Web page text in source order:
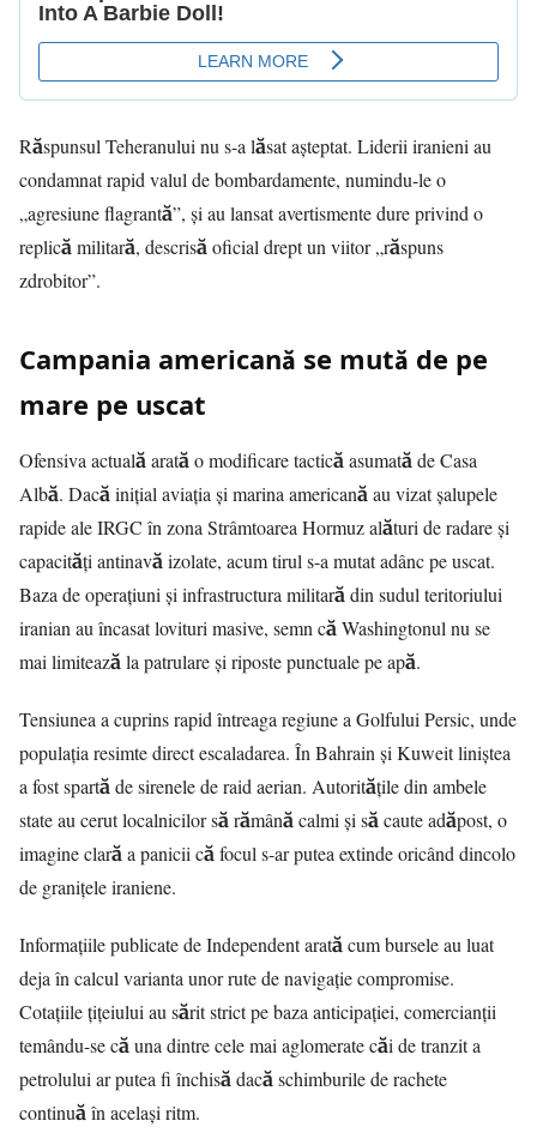
Răspunsul Teheranului nu s-a lăsat așteptat. Liderii iranieni au
condamnat rapid valul de bombardamente, numindu-le o
„agresiune flagrantă”, și au lansat avertismente dure privind o
replică militară, descrisă oficial drept un viitor „răspuns
zdrobitor”.
Campania americană se mută de pe
mare pe uscat
Ofensiva actuală arată o modificare tactică asumată de Casa
Albă. Dacă inițial aviația și marina americană au vizat șalupele
rapide ale IRGC în zona Strâmtoarea Hormuzalături de radare și
capacități antinavă izolate, acum tirul s-a mutat adânc pe uscat.
Baza de operațiuni și infrastructura militară din sudul teritoriului
iranian au încasat lovituri masive, semn că Washingtonul nu se
mai limitează la patrulare și riposte punctuale pe apă.
Tensiunea a cuprins rapid întreaga regiune a Golfului Persic, unde
populația resimte direct escaladarea. În Bahrain și Kuweit liniștea
a fost spartă de sirenele de raid aerian. Autoritățile din ambele
state au cerut localnicilor să rămână calmi și să caute adăpost, o
imagine clară a panicii că focul s-ar putea extinde oricând dincolo
de granițele iraniene.
Informațiile publicate deIndependentarată cum bursele au luat
deja în calcul varianta unor rute de navigație compromise.
Cotațiile țițeiului au sărit strict pe baza anticipației, comercianții
temându-se că una dintre cele mai aglomerate căi de tranzit a
petrolului ar putea fi închisă dacă schimburile de rachete
continuă în același ritm.